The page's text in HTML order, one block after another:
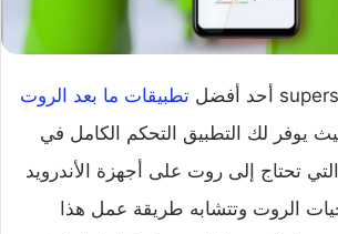
تطبيقات ما بعد الروت
يوفر لك التطبيق التحكم الكامل في
تحتاج إلى روت على أجهزة الأندرويد
الروت وتتشابه طريقة عمل هذا